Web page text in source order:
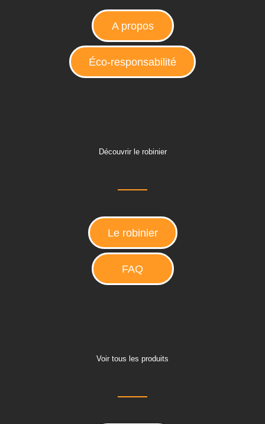
A propos
Éco-responsabilité
Découvrir le robinier
Le robinier
FAQ
Voir tous les produits